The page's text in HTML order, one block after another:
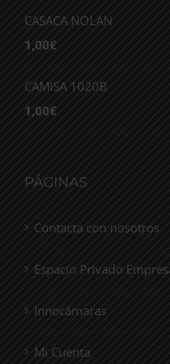
CASACA NOLAN
1,00€
CAMISA 1020B
1,00€
PÁGINAS
Contacta con nosotros
Espacio Privado
Innocámaras
Mi Cuenta